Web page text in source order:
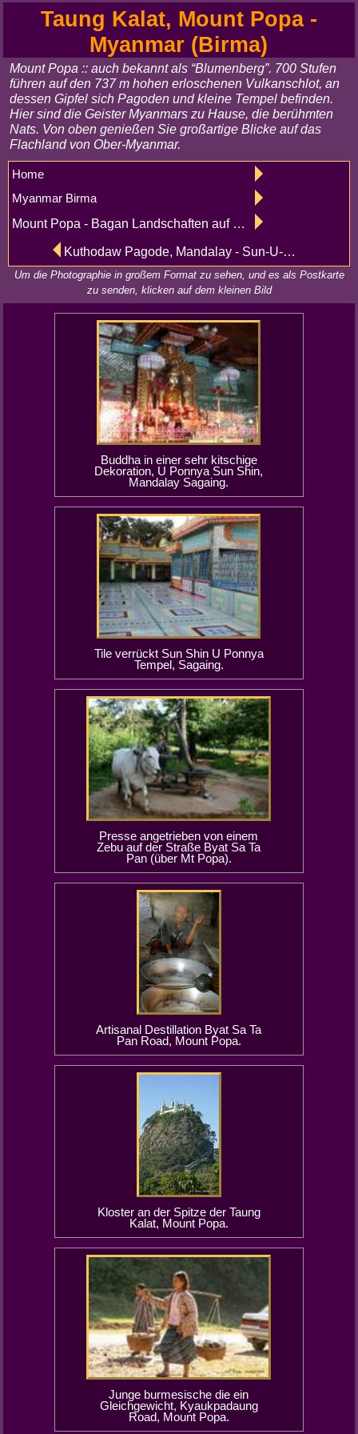
Taung Kalat, Mount Popa -
Myanmar (Birma)
Mount Popa :: auch bekannt als “Blumenberg”. 700 Stufen
führen auf den 737 m hohen erloschenen Vulkanschlot, an
dessen Gipfel sich Pagoden und kleine Tempel befinden.
Hier sind die Geister Myanmars zu Hause, die berühmten
Nats. Von oben genießen Sie großartige Blicke auf das
Flachland von Ober-Myanmar.
Home
Myanmar Birma
Mount Popa - Bagan Landschaften auf dem Weg nach Pindaya Aungban
Kuthodaw Pagode, Mandalay - Sun-U-Ponnya-Shin, Sagaing
Um die Photographie in großem Format zu sehen, und es als Postkarte
zu senden, klicken auf dem kleinen Bild
Buddha in einer sehr kitschige
Dekoration, U Ponnya Sun Shin,
Mandalay Sagaing.
Tile verrückt Sun Shin U Ponnya
Tempel, Sagaing.
Presse angetrieben von einem
Zebu auf der Straße Byat Sa Ta
Pan (über Mt Popa).
Artisanal Destillation Byat Sa Ta
Pan Road, Mount Popa.
Kloster an der Spitze der Taung
Kalat, Mount Popa.
Junge burmesische die ein
Gleichgewicht, Kyaukpadaung
Road, Mount Popa.